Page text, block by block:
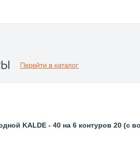
Перейти в каталог
KALDE - 40 на 6 контуров 20 (с